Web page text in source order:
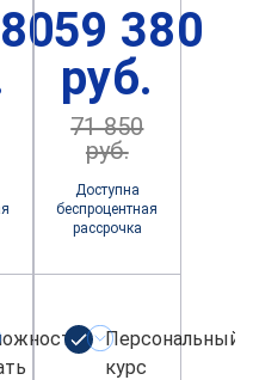
59 380
руб.
71 850
руб.
Доступна
беспроцентная
рассрочка
Персональный
курс